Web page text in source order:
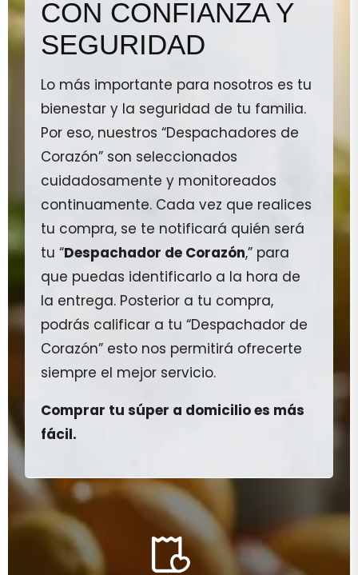
CON CONFIANZA Y
SEGURIDAD
Lo más importante para nosotros es tu
bienestar y la seguridad de tu familia.
Por eso, nuestros “Despachadores de
Corazón” son seleccionados
cuidadosamente y monitoreados
continuamente. Cada vez que realices
tu compra, se te notificará quién será
tu “Despachador de Corazón,” para
que puedas identificarlo a la hora de
la entrega. Posterior a tu compra,
podrás calificar a tu “Despachador de
Corazón” esto nos permitirá ofrecerte
siempre el mejor servicio.
Comprar tu súper a domicilio es más
fácil.